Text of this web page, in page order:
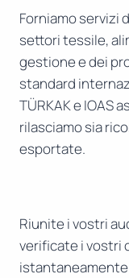
Forniamo servizi
settori tessile,
gestione e dei
standard
TÜRKAK e IOAS
rilasciamo sia
esportate.
Riunite i vostri
verificate i vostri
istantaneamente